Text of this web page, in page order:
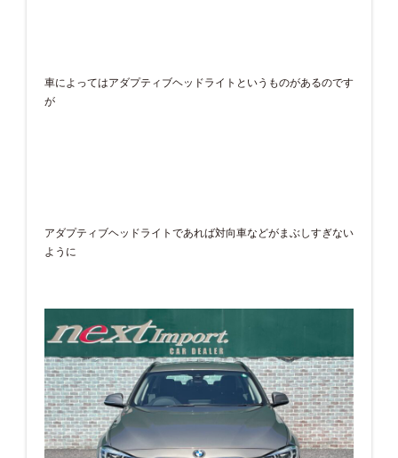
車によってはアダプティブヘッドライトというものがあるのです
が
アダプティブヘッドライトであれば対向車などがまぶしすぎない
ように